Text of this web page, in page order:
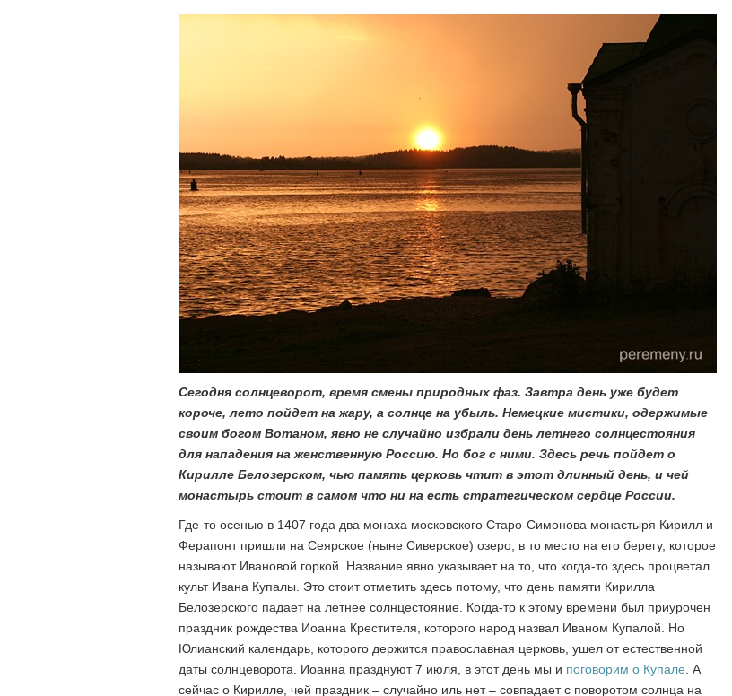
Сегодня солнцеворот, время смены природных фаз. Завтра день уже будет
короче, лето пойдет на жару, а солнце на убыль. Немецкие мистики, одержимые
своим богом Вотаном, явно не случайно избрали день летнего солнцестояния
для нападения на женственную Россию. Но бог с ними. Здесь речь пойдет о
Кирилле Белозерском, чью память церковь чтит в этот длинный день, и чей
монастырь стоит в самом что ни на есть стратегическом сердце России.
Где-то осенью в 1407 года два монаха московского Старо-Симонова монастыря Кирилл и
Ферапонт пришли на Сеярское (ныне Сиверское) озеро, в то место на его берегу, которое
называют Ивановой горкой. Название явно указывает на то, что когда-то здесь процветал
культ Ивана Купалы. Это стоит отметить здесь потому, что день памяти Кирилла
Белозерского падает на летнее солнцестояние. Когда-то к этому времени был приурочен
праздник рождества Иоанна Крестителя, которого народ назвал Иваном Купалой. Но
Юлианский календарь, которого держится православная церковь, ушел от естественной
даты солнцеворота. Иоанна празднуют 7 июля, в этот день мы и поговорим о Купале. А
сейчас о Кирилле, чей праздник – случайно иль нет – совпадает с поворотом солнца на